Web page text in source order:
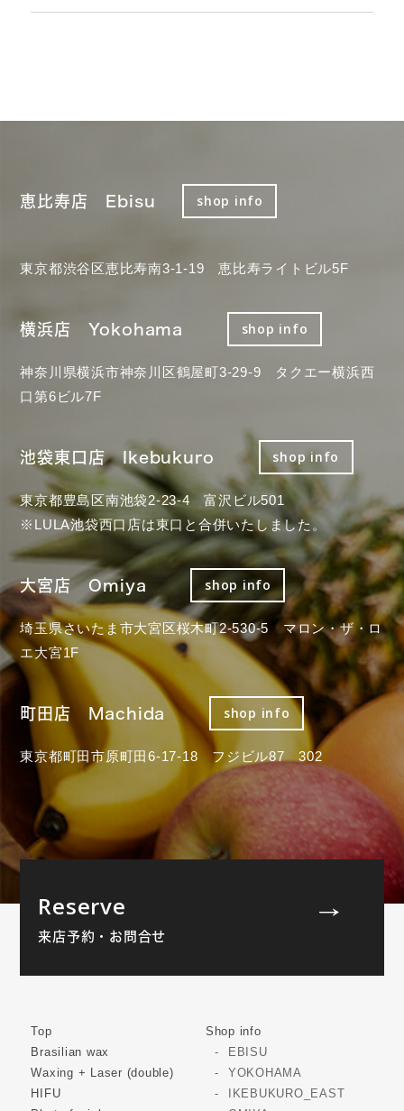
恵比寿店 Ebisu shop info
東京都渋谷区恵比寿南3-1-19 恵比寿ライトビル5F
横浜店 Yokohama shop info
神奈川県横浜市神奈川区鶴屋町3-29-9 タクエー横浜西
口第6ビル7F
池袋東口店 Ikebukuro shop info
東京都豊島区南池袋2-23-4 富沢ビル501
※LULA池袋西口店は東口と合併いたしました。
大宮店 Omiya shop info
埼玉県さいたま市大宮区桜木町2-530-5 マロン・ザ・ロ
エ大宮1F
町田店 Machida shop info
東京都町田市原町田6-17-18 フジビル87 302
Reserve
来店予約・お問合せ
Top
Brasilian wax
Waxing + Laser (double)
HIFU
Shop info
EBISU
YOKOHAMA
IKEBUKURO_EAST